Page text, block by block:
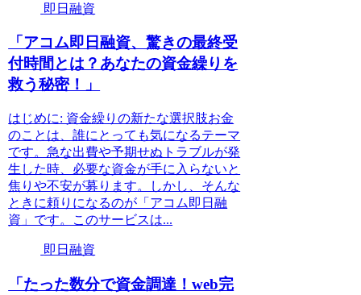
即日融資
「アコム即日融資、驚きの最終受
付時間とは？あなたの資金繰りを
救う秘密！」
はじめに: 資金繰りの新たな選択肢お金
のことは、誰にとっても気になるテーマ
です。急な出費や予期せぬトラブルが発
生した時、必要な資金が手に入らないと
焦りや不安が募ります。しかし、そんな
ときに頼りになるのが「アコム即日融
資」です。このサービスは...
即日融資
「たった数分で資金調達！web完